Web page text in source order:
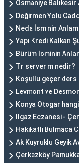
Osmaniye Balıkesir
Değirmen Yolu
Neda İsminin
Yapı Kredi Kalkan
Bürüm İsminin
Tr serverim nedir?
Koşullu geçer ders
Levmont ve
Konya Otogar
Ilgaz Eczanesi -
Hakikatli Bulmaca
Ak Kuyruklu Geyik
Çerkezköy